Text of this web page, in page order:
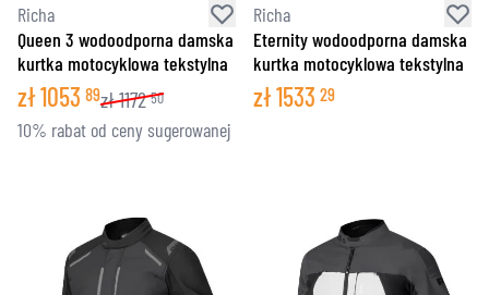
Richa
Queen 3 wodoodporna damska
kurtka motocyklowa tekstylna
zł1053 89zł1172 50
10% rabat od ceny sugerowanej
Richa
Eternity wodoodporna damska
kurtka motocyklowa tekstylna
zł1533 29